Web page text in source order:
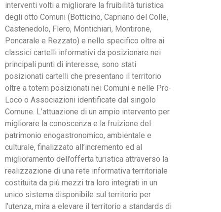
interventi volti a migliorare la fruibilità turistica
degli otto Comuni (Botticino, Capriano del Colle,
Castenedolo, Flero, Montichiari, Montirone,
Poncarale e Rezzato) e nello specifico oltre ai
classici cartelli informativi da posizionare nei
principali punti di interesse, sono stati
posizionati cartelli che presentano il territorio
oltre a totem posizionati nei Comuni e nelle Pro-
Loco o Associazioni identificate dal singolo
Comune. L’attuazione di un ampio intervento per
migliorare la conoscenza e la fruizione del
patrimonio enogastronomico, ambientale e
culturale, finalizzato all’incremento ed al
miglioramento dell’offerta turistica attraverso la
realizzazione di una rete informativa territoriale
costituita da più mezzi tra loro integrati in un
unico sistema disponibile sul territorio per
l’utenza, mira a elevare il territorio a standards di